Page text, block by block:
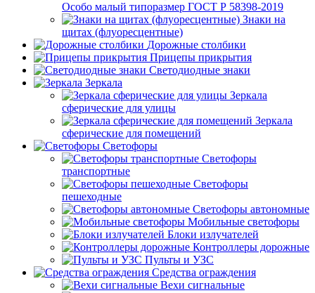
Особо малый типоразмер ГОСТ Р 58398-2019
Знаки на
щитах (флуоресцентные)
Дорожные столбики
Прицепы прикрытия
Светодиодные знаки
Зеркала
Зеркала
сферические для улицы
Зеркала
сферические для помещений
Светофоры
Светофоры
транспортные
Светофоры
пешеходные
Светофоры автономные
Мобильные светофоры
Блоки излучателей
Контроллеры дорожные
Пульты и УЗС
Средства ограждения
Вехи сигнальные